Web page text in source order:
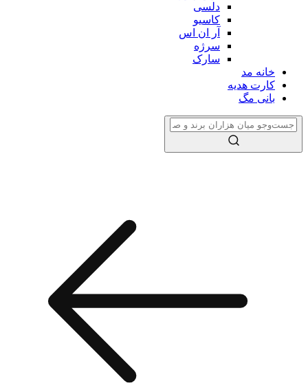
دلسی
کاسیو
آر ان اس
سرژه
سارک
خانه مد
کارت هدیه
بانی مگ